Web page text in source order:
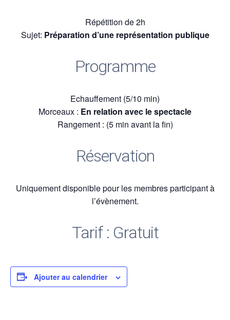
Répétition de 2h
Sujet: Préparation d’une représentation publique
Programme
Echauffement (5/10 min)
Morceaux : En relation avec le spectacle
Rangement : (5 min avant la fin)
Réservation
Uniquement disponible pour les membres participant à
l’évènement.
Tarif : Gratuit
Ajouter au calendrier